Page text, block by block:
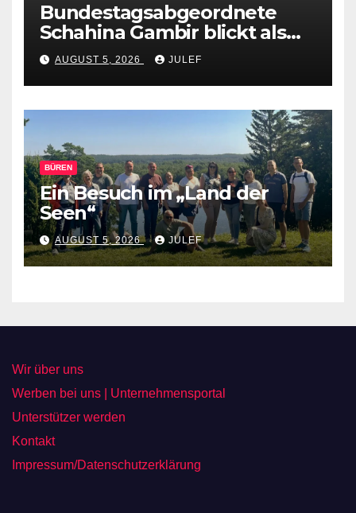
Bundestagsabgeordnete
Schahina Gambir blickt als
Praktikantin hinter die
Kulissen des Mindener
Industriehafens und des
RegioPorts OWL
AUGUST 5, 2026 JULEF
BÜREN
Ein Besuch im „Land der
Seen“
AUGUST 5, 2026 JULEF
Wir über uns
Werben bei uns | Unternehmensportal
Unterstützer werden
Kontakt
Impressum/Datenschutzerklärung